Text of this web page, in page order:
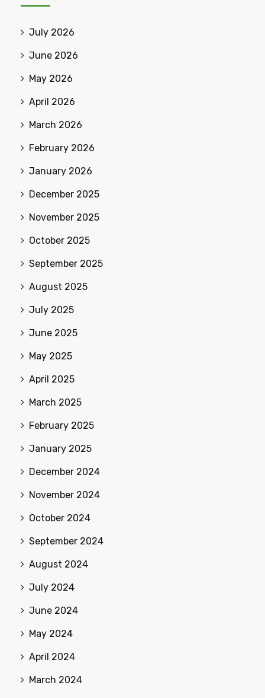
July 2026
June 2026
May 2026
April 2026
March 2026
February 2026
January 2026
December 2025
November 2025
October 2025
September 2025
August 2025
July 2025
June 2025
May 2025
April 2025
March 2025
February 2025
January 2025
December 2024
November 2024
October 2024
September 2024
August 2024
July 2024
June 2024
May 2024
April 2024
March 2024